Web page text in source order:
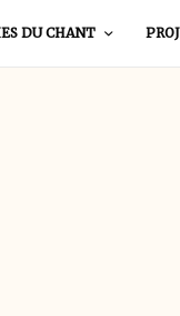
DU CHANT